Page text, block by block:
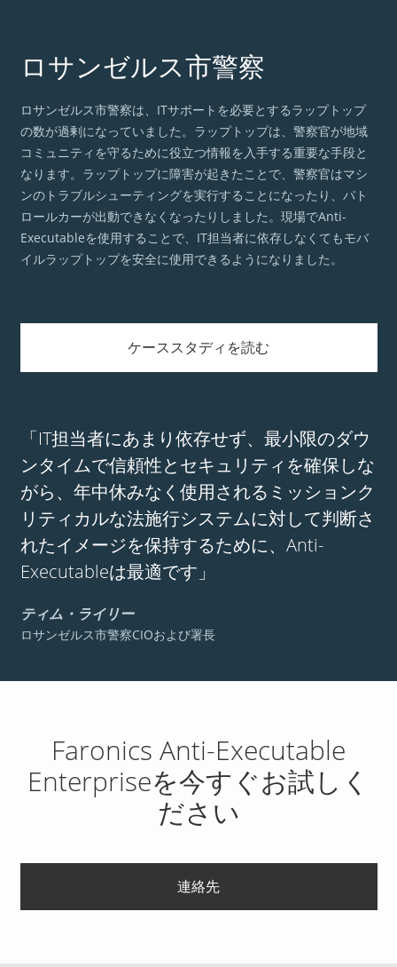
ロサンゼルス市警察
ロサンゼルス市警察は、ITサポートを必要とするラップトップ
の数が過剰になっていました。ラップトップは、警察官が地域
コミュニティを守るために役立つ情報を入手する重要な手段と
なります。ラップトップに障害が起きたことで、警察官はマシ
ンのトラブルシューティングを実行することになったり、パト
ロールカーが出動できなくなったりしました。現場でAnti-
Executableを使用することで、IT担当者に依存しなくてもモバ
イルラップトップを安全に使用できるようになりました。
ケーススタディを読む
「IT担当者にあまり依存せず、最小限のダウ
ンタイムで信頼性とセキュリティを確保しな
がら、年中休みなく使用されるミッションク
リティカルな法施行システムに対して判断さ
れたイメージを保持するために、Anti-
Executableは最適です」
ティム・ライリー
ロサンゼルス市警察CIOおよび署長
Faronics Anti-Executable
Enterpriseを今すぐお試しく
ださい
連絡先